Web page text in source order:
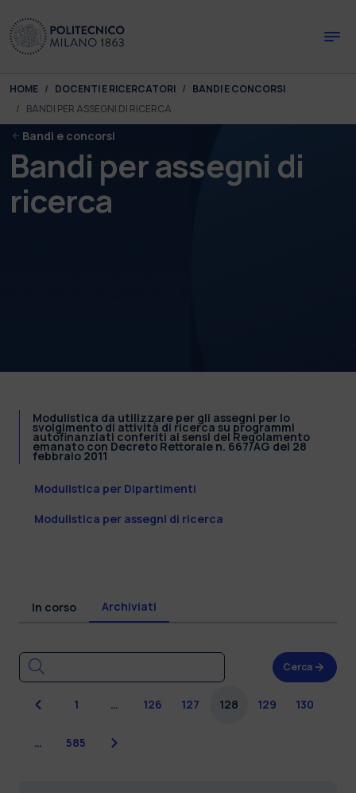
You are here:
HOME DOCENTI E RICERCATORI
BANDI E CONCORSI
BANDI PER ASSEGNI DI RICERCA
Bandi e concorsi
Bandi per assegni di
ricerca
Modulistica da utilizzare per gli assegni per lo
svolgimento di attività di ricerca su programmi
autofinanziati conferiti ai sensi del Regolamento
emanato con Decreto Rettorale n. 667/AG del 28
febbraio 2011
Modulistica per Dipartimenti
Modulistica per assegni di ricerca
In corso Archiviati
Cerca
Precedente
1 … 126 127 128 129 130
… 585 Successiva